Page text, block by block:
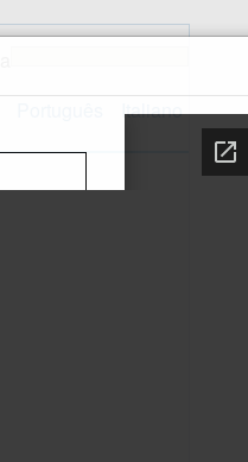
Italiano